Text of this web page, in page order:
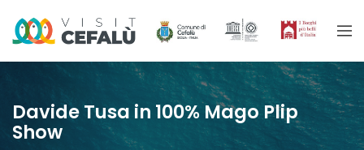
Davide Tusa in 100% Mago Plip
Show